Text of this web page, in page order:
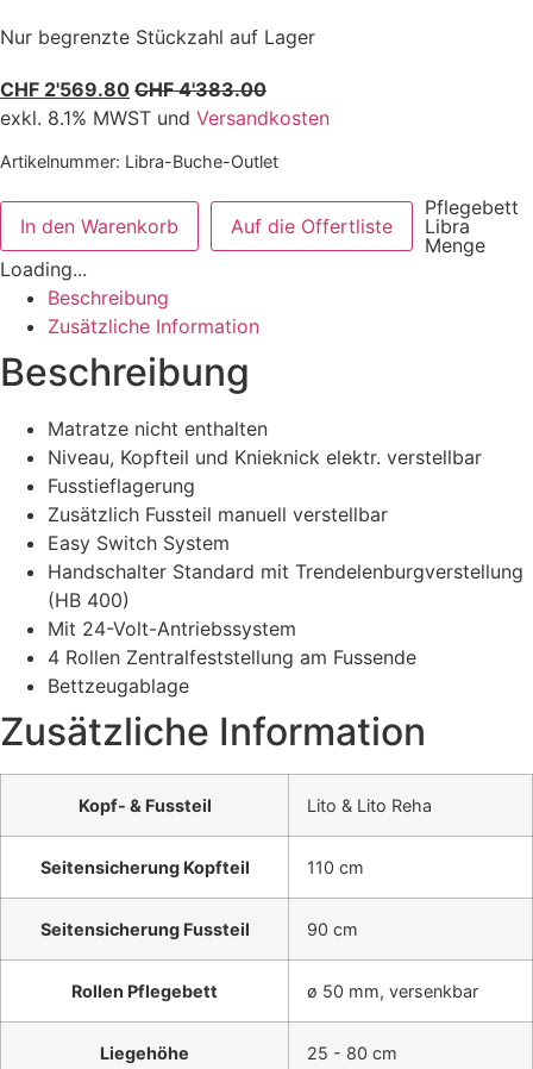
Nur begrenzte Stückzahl auf Lager
CHF 2'569.80 CHF 4'383.00
exkl. 8.1% MWST und Versandkosten
Artikelnummer: Libra-Buche-Outlet
In den Warenkorb Auf die Offertliste
Pflegebett
Libra
Menge
Loading...
Beschreibung
Zusätzliche Information
Beschreibung
Matratze nicht enthalten
Niveau, Kopfteil und Knieknick elektr. verstellbar
Fusstieflagerung
Zusätzlich Fussteil manuell verstellbar
Easy Switch System
Handschalter Standard mit Trendelenburgverstellung
(HB 400)
Mit 24-Volt-Antriebssystem
4 Rollen Zentralfeststellung am Fussende
Bettzeugablage
Zusätzliche Information
Kopf- & Fussteil Lito & Lito Reha
Seitensicherung Kopfteil 110 cm
Seitensicherung Fussteil 90 cm
Rollen Pflegebett ø 50 mm, versenkbar
Liegehöhe 25 - 80 cm